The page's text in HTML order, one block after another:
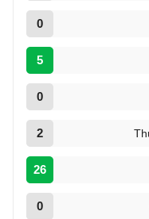
0
5
0
2
26
0